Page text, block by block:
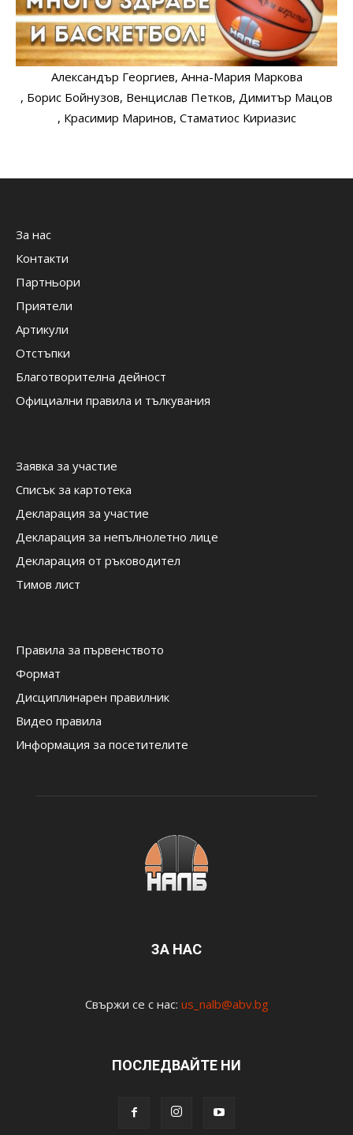
Александър Георгиев, Анна-Мария Маркова
, Борис Бойнузов, Венцислав Петков, Димитър Мацов
, Красимир Маринов, Стаматиос Кириазис
За нас
Контакти
Партньори
Приятели
Артикули
Отстъпки
Благотворителна дейност
Официални правила и тълкувания
Заявка за участие
Списък за картотека
Декларация за участие
Декларация за непълнолетно лице
Декларация от ръководител
Тимов лист
Правила за първенството
Формат
Дисциплинарен правилник
Видео правила
Информация за посетителите
ЗА НАС
Свържи се с нас: us_nalb@abv.bg
ПОСЛЕДВАЙТЕ НИ